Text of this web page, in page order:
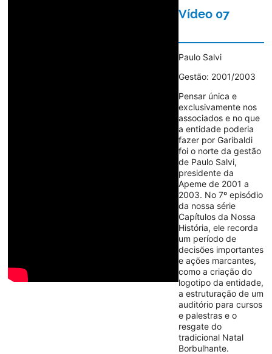
Vídeo 07
Paulo Salvi
Gestão: 2001/2003
Pensar única e
exclusivamente nos
associados e no que
a entidade poderia
fazer por Garibaldi
foi o norte da gestão
de Paulo Salvi,
presidente da
Apeme de 2001 a
2003. No 7º episódio
da nossa série
Capítulos da Nossa
História, ele recorda
um período de
decisões importantes
e ações marcantes,
como a criação do
logotipo da entidade,
a estruturação de um
auditório para cursos
e palestras e o
resgate do
tradicional Natal
Borbulhante.